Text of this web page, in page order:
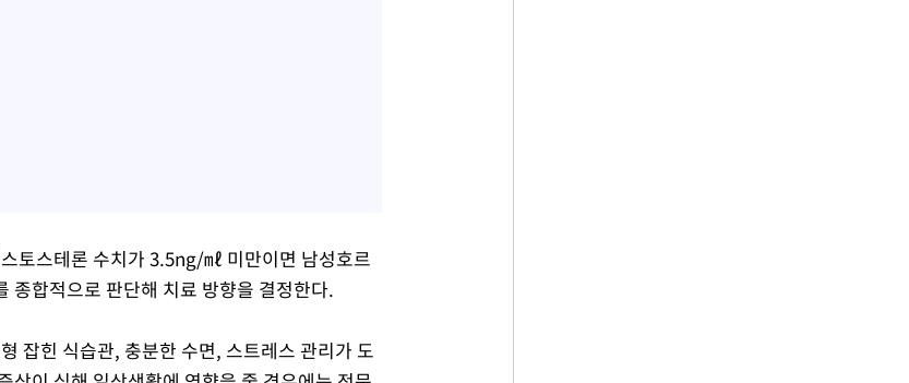
토스테론 수치가 3.5ng/㎖ 미만이면 남성호르
종합적으로 판단해 치료 방향을 결정한다.
잡힌 식습관, 충분한 수면, 스트레스 관리가 도